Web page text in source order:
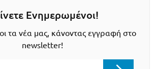
Ενημερωμένοι!
τα νέα μας, κάνοντας εγγραφή στο
newsletter!